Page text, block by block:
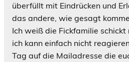
überfüllt mit Eindrücken und
das andere, wie gesagt
Ich weiß die Fickfamilie
ich kann einfach nicht
Tag auf die Mailadresse die